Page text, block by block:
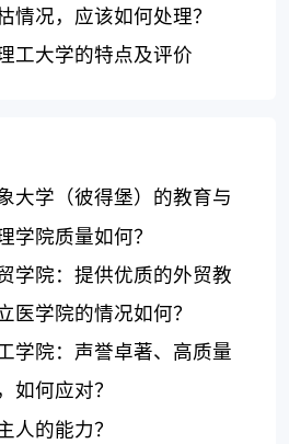
情况，应该如何处理？
工大学的特点及评价
大学（彼得堡）的教育与
学院质量如何？
学院：提供优质的外贸教
医学院的情况如何？
学院：声誉卓著、高质量
合
如何应对？
人的能力？